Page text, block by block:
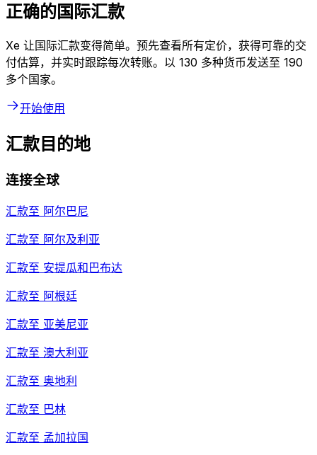
正确的国际汇款
Xe 让国际汇款变得简单。预先查看所有定价，获得可靠的交
付估算，并实时跟踪每次转账。以 130 多种货币发送至 190
多个国家。
开始使用
汇款目的地
连接全球
汇款至 阿尔巴尼
汇款至 阿尔及利亚
汇款至 安提瓜和巴布达
汇款至 阿根廷
汇款至 亚美尼亚
汇款至 澳大利亚
汇款至 奥地利
汇款至 巴林
汇款至 孟加拉国